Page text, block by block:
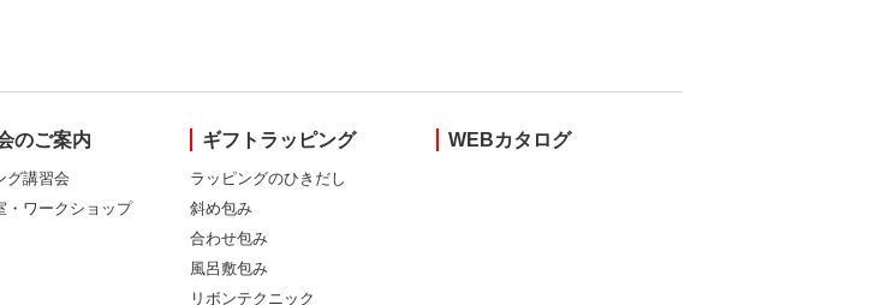
のご案内
グ講習会
・ワークショップ
ギフトラッピング
ラッピングのひきだし
斜め包み
合わせ包み
風呂敷包み
リボンテクニック
WEBカタログ